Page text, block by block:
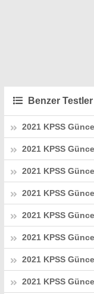
Benzer Testler
2021 KPSS
2021 KPSS
2021 KPSS
2021 KPSS
2021 KPSS
2021 KPSS
2021 KPSS
2021 KPSS